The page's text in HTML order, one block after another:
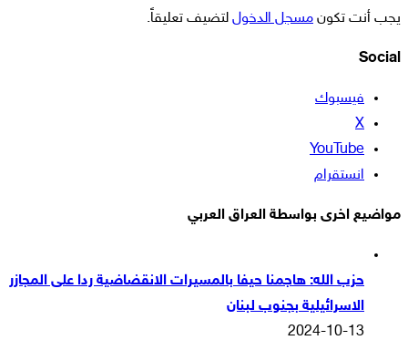
يجب أنت تكون مسجل الدخول لتضيف تعليقاً.
Social
فيسبوك
‫X
‫YouTube
انستقرام
مواضيع اخرى بواسطة العراق العربي
حزب الله: هاجمنا حيفا بالمسيرات الانقضاضية ردا على المجازر
الاسرائيلية بجنوب لبنان
2024-10-13